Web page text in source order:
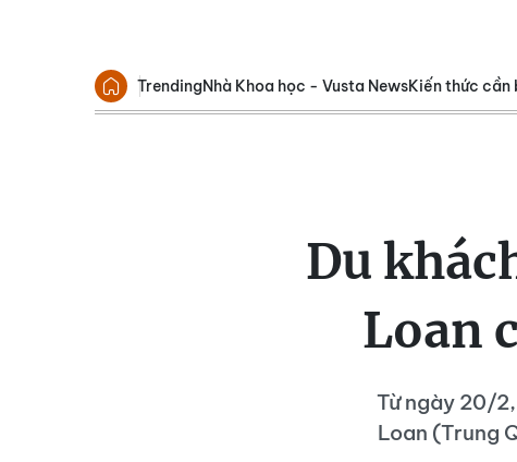
TrendingNhà Khoa học - Vusta NewsKiến thức cần
Du
Loan
Từ ngày 20/
Loan (Trung